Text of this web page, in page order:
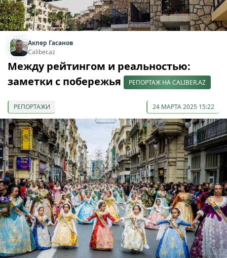
Акпер Гасанов
Caliber.az
Между рейтингом и реальностью:
заметки с побережья
РЕПОРТАЖ НА CALIBER.AZ
РЕПОРТАЖИ 24 МАРТА 2025 15:22